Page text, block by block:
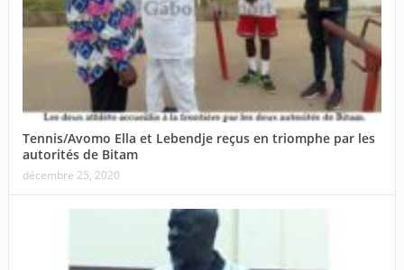
Tennis/Avomo Ella et Lebendje reçus en triomphe par les
autorités de Bitam
décembre 25, 2020